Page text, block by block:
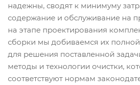
надежны, сводят к минимуму
содержание и обслуживание на
на этапе проектирования
сборки мы добиваемся их
для решения поставленной
методы и технологии очистки,
соответствуют нормам